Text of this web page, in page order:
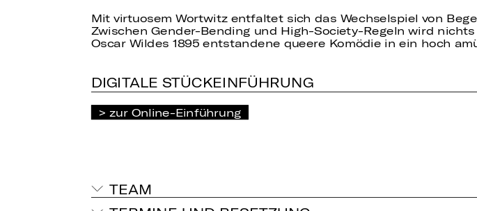
Mit virtuosem Wortwitz entfaltet sich das Wechselspiel von
Zwischen Gender-Bending und High-Society-Regeln wird
Oscar Wildes 1895 entstandene queere Komödie in ein hoch
DIGITALE STÜCKEINFÜHRUNG
zur Online-Einführung
TEAM